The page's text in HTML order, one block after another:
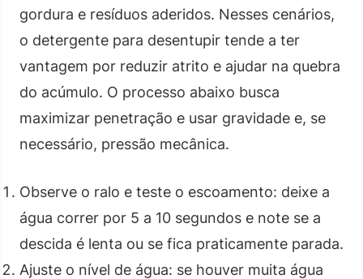
gordura e resíduos aderidos. Nesses cenários,
o detergente para desentupir tende a ter
vantagem por reduzir atrito e ajudar na quebra
do acúmulo. O processo abaixo busca
maximizar penetração e usar gravidade e, se
necessário, pressão mecânica.
Observe o ralo e teste o escoamento: deixe a
água correr por 5 a 10 segundos e note se a
descida é lenta ou se fica praticamente parada.
Ajuste o nível de água: se houver muita água